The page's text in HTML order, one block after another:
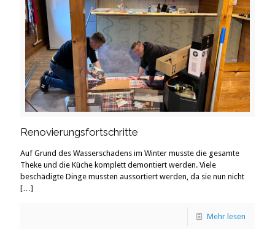
Renovierungsfortschritte
Auf Grund des Wasserschadens im Winter musste die gesamte
Theke und die Küche komplett demontiert werden. Viele
beschädigte Dinge mussten aussortiert werden, da sie nun nicht
[…]
Mehr lesen